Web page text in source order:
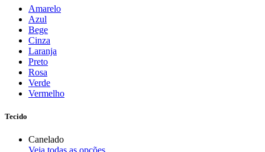
Amarelo
Azul
Bege
Cinza
Laranja
Preto
Rosa
Verde
Vermelho
Tecido
Canelado